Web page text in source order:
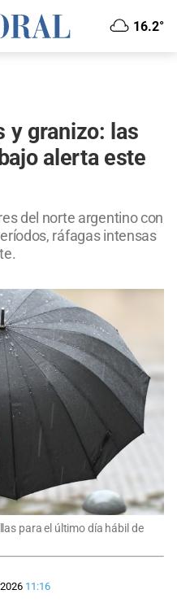
16.2°
y granizo: las
alerta este
del norte argentino con
ráfagas intensas
para el último día hábil de
11:16